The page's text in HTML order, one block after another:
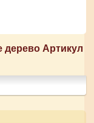
дерево Артикул